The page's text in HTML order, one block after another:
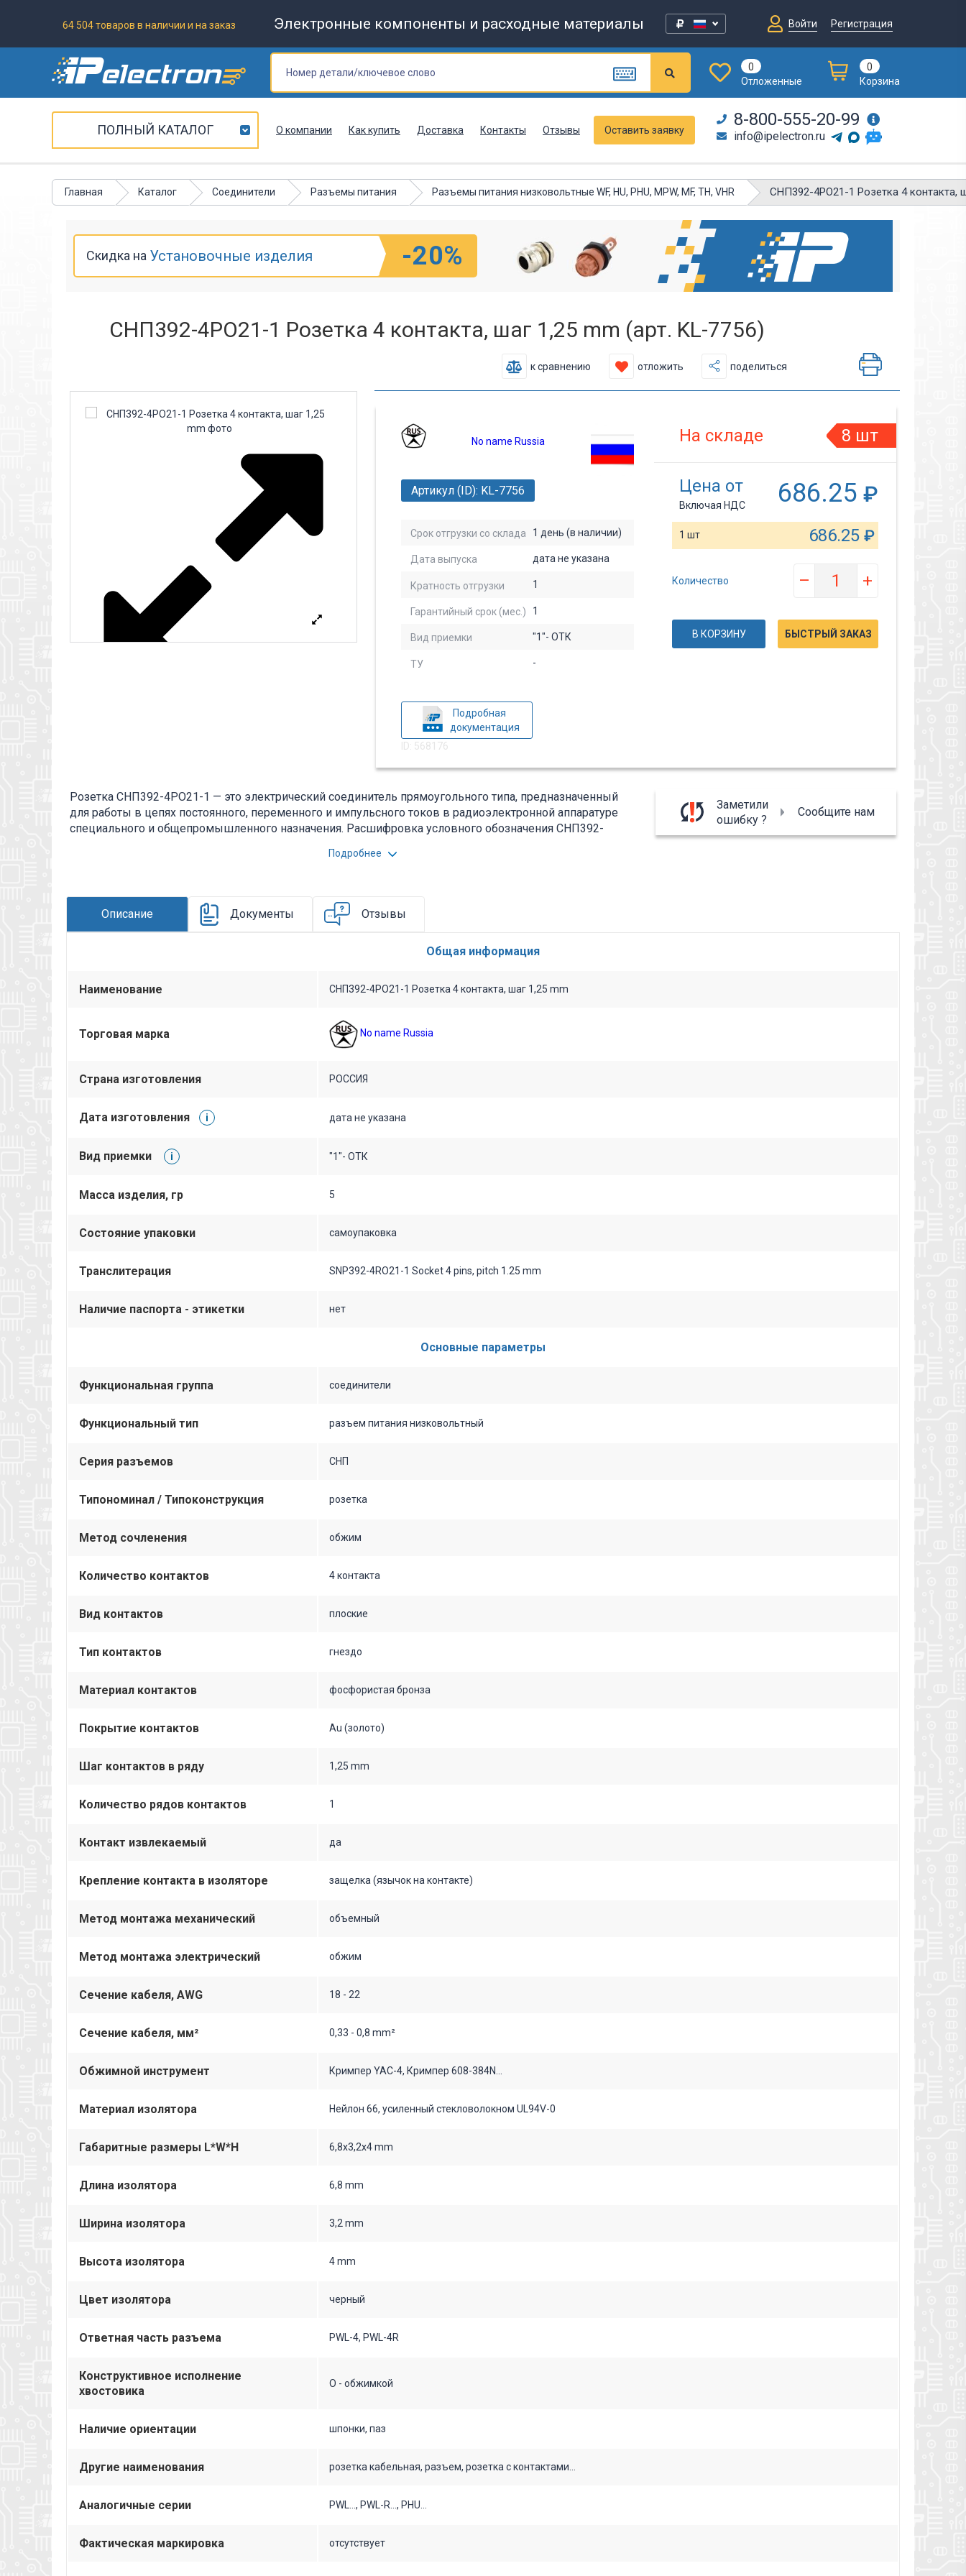
64 504 товаров в наличии и на заказ Электронные компоненты и расходные материалы Войти Регистрация
0
Отложенные
0
Корзина
ПОЛНЫЙ КАТАЛОГ О компании Как купить Доставка Контакты Отзывы Оставить заявку
8-800-555-20-99
info@ipelectron.ru
Главная Каталог Соединители Разъемы питания Разъемы питания низковольтные WF, HU, PHU, MPW, MF, TH, VHR СНП392-4РО21-1 Розетка 4 контакта,
Скидка на Установочные изделия -20%
СНП392-4РО21-1 Розетка 4 контакта, шаг 1,25 mm (арт. KL-7756)
к сравнению отложить поделиться
No name Russia
Артикул (ID): KL-7756
Срок отгрузки со склада 1 день (в наличии)
Дата выпуска дата не указана
Кратность отгрузки 1
Гарантийный срок (мес.) 1
Вид приемки "1"- ОТК
ТУ -
Подробная
документация
ID: 568176
На складе 8 шт
Цена от
Включая НДС 686.25 ₽
1 шт 686.25 ₽
Количество – +
В КОРЗИНУ БЫСТРЫЙ ЗАКАЗ
Розетка СНП392-4РО21-1 — это электрический соединитель прямоугольного типа, предназначенный
для работы в цепях постоянного, переменного и импульсного токов в радиоэлектронной аппаратуре
специального и общепромышленного назначения. Расшифровка условного обозначения СНП392-
гнездовой контакт ( розетка); О – способ монтажа: обжатие; 2- хвостовик плоский, лепесткового типа;
Подробнее
Заметили
ошибку ?
Сообщите нам
Описание Документы Отзывы
Общая информация
Наименование СНП392-4РО21-1 Розетка 4 контакта, шаг 1,25 mm
Торговая марка No name Russia
Страна изготовления РОССИЯ
Дата изготовления i дата не указана
Вид приемки i "1"- ОТК
Масса изделия, гр 5
Состояние упаковки самоупаковка
Транслитерация SNP392-4RO21-1 Socket 4 pins, pitch 1.25 mm
Наличие паспорта - этикетки нет
Основные параметры
Функциональная группа соединители
Функциональный тип разъем питания низковольтный
Серия разъемов СНП
Типономинал / Типоконструкция розетка
Метод сочленения обжим
Количество контактов 4 контакта
Вид контактов плоские
Тип контактов гнездо
Материал контактов фосфористая бронза
Покрытие контактов Au (золото)
Шаг контактов в ряду 1,25 mm
Количество рядов контактов 1
Контакт извлекаемый да
Крепление контакта в изоляторе защелка (язычок на контакте)
Метод монтажа механический объемный
Метод монтажа электрический обжим
Сечение кабеля, AWG 18 - 22
Сечение кабеля, мм² 0,33 - 0,8 mm²
Обжимной инструмент Кримпер YAC-4, Кримпер 608-384N...
Материал изолятора Нейлон 66, усиленный стекловолокном UL94V-0
Габаритные размеры L*W*H 6,8х3,2х4 mm
Длина изолятора 6,8 mm
Ширина изолятора 3,2 mm
Высота изолятора 4 mm
Цвет изолятора черный
Ответная часть разъема PWL-4, PWL-4R
Конструктивное исполнение
хвостовика
О - обжимкой
Наличие ориентации шпонки, паз
Другие наименования розетка кабельная, разъем, розетка с контактами...
Аналогичные серии PWL..., PWL-R..., PHU...
Фактическая маркировка отсутствует